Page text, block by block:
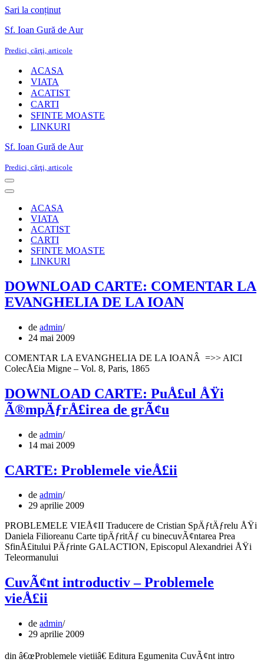
Sari la conținut
Sf. Ioan Gură de Aur
Predici, cărţi, articole
ACASA
VIATA
ACATIST
CARTI
SFINTE MOASTE
LINKURI
Sf. Ioan Gură de Aur
Predici, cărţi, articole
Meniu
de
Meniu
navigareACASA
VIATA
ACATIST
CARTI
SFINTE MOASTE
LINKURI
DOWNLOAD CARTE: COMENTAR LA
EVANGHELIA DE LA IOAN
de admin
24 mai 2009
COMENTAR LA EVANGHELIA DE LA IOANÂ =>> AICI
ColecÅ£ia Migne – Vol. 8, Paris, 1865
DOWNLOAD CARTE: PuÅ£ul ÅŸi
Ã®mpÄƒrÅ£irea de grÃ¢u
de admin
14 mai 2009
CARTE: Problemele vieÅ£ii
de admin
29 aprilie 2009
PROBLEMELE VIEÅ¢II Traducere de Cristian SpÄƒtÄƒrelu ÅŸi
Daniela Filioreanu Carte tipÄƒritÄƒ cu binecuvÃ¢ntarea Prea
SfinÅ£itului PÄƒrinte GALACTION, Episcopul Alexandriei ÅŸi
Teleormanului
CuvÃ¢nt introductiv – Problemele
vieÅ£ii
de admin
29 aprilie 2009
din â€œProblemele vietiiâ€ Editura Egumenita CuvÃ¢nt intro